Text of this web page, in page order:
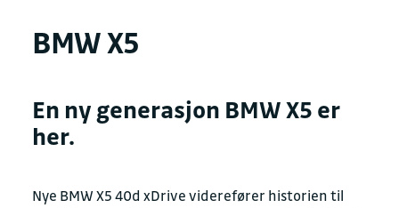
BMW X5
En ny generasjon BMW X5 er
her.
Nye BMW X5 40d xDrive viderefører historien til